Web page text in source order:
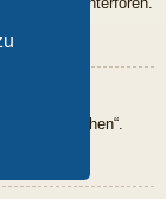
suchen“.